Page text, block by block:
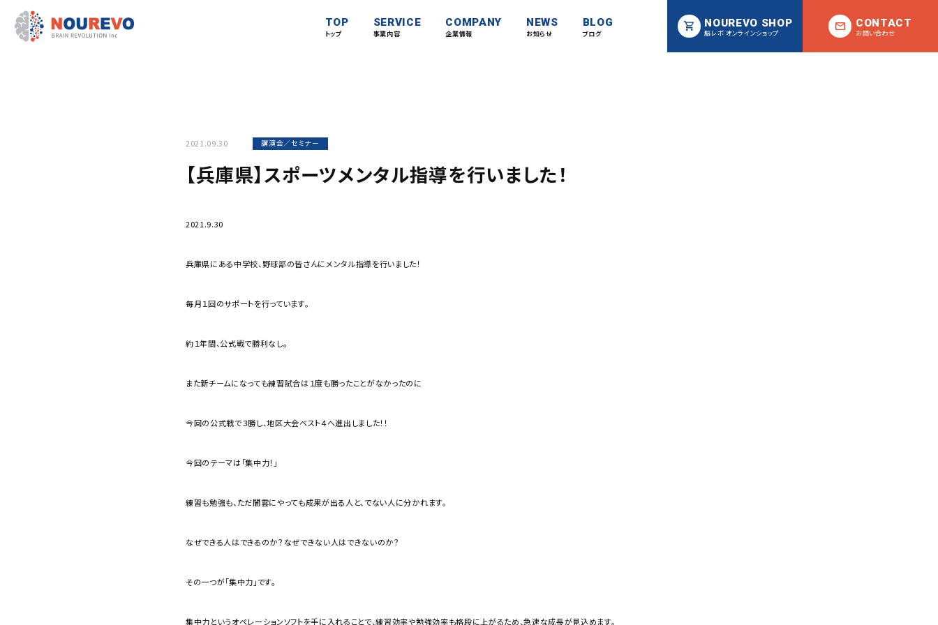
TOP
トップ
SERVICE
事業内容
COMPANY
企業情報
NEWS
お知らせ
BLOG
ブログ
NOUREVO SHOP
脳レボ オンラインショップ
CONTACT
お問い合わせ
2021.09.30 講演会／セミナー
【兵庫県】スポーツメンタル指導を行いました！
2021.9.30
兵庫県にある中学校、野球部の皆さんにメンタル指導を行いました！
毎月１回のサポートを行っています。
約１年間、公式戦で勝利なし。
また新チームになっても練習試合は１度も勝ったことがなかったのに
今回の公式戦で３勝し、地区大会ベスト４へ進出しました！！
今回のテーマは「集中力！」
練習も勉強も、ただ闇雲にやっても成果が出る人と、でない人に分かれます。
なぜできる人はできるのか？なぜできない人はできないのか？
その一つが「集中力」です。
集中力というオペレーションソフトを手に入れることで、練習効率や勉強効率も格段に上がるため、急速な成長が見込めます。